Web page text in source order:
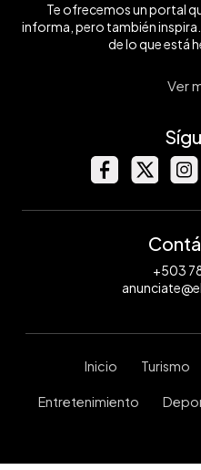
Te ofrecemos un portal
informa, pero también
de lo que está
Ver
+503
Inicio Turismo
Entretenimiento